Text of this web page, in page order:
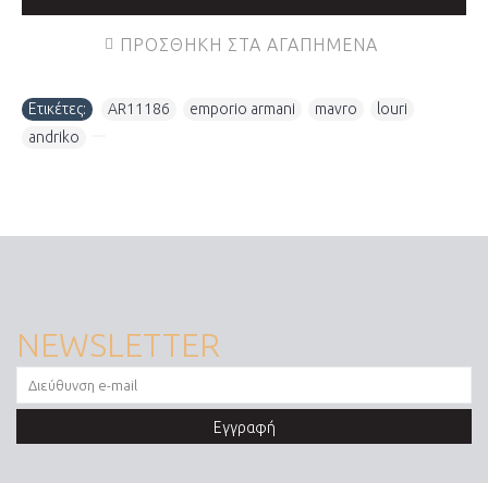
ΠΡΟΣΘΉΚΗ ΣΤΑ ΑΓΑΠΗΜΈΝΑ
Ετικέτες: AR11186 emporio armani mavro louri
andriko
NEWSLETTER
Εγγραφή